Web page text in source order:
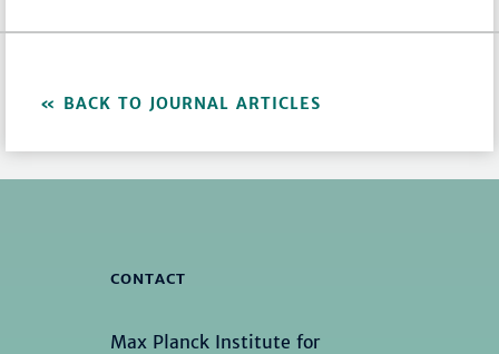
BACK TO JOURNAL ARTICLES
CONTACT
Max Planck Institute for